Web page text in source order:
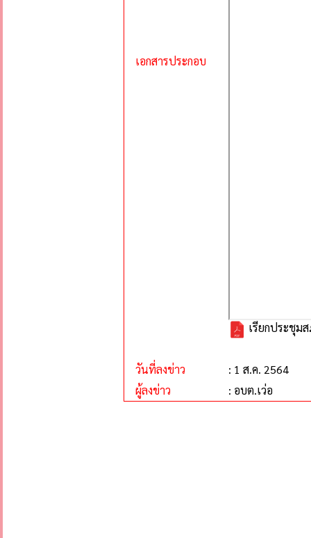
เอกสารประกอบ
เรียกประชุม
วันที่ลงข่าว
: 1 ส.ค. 2564
ผู้ลงข่าว
: อบต.เว่อ